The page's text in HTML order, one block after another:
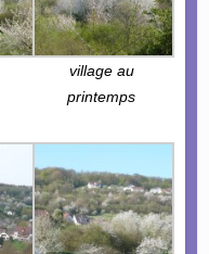
village au
printemps